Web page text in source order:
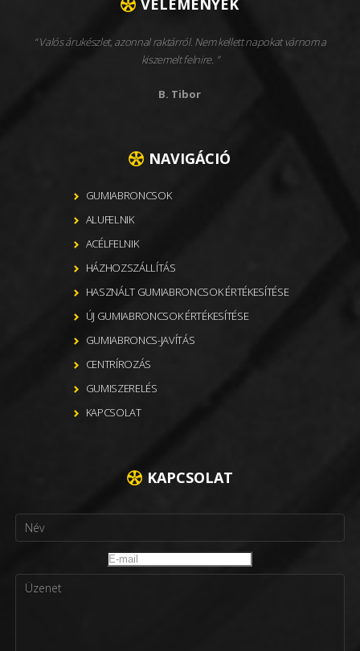
VÉLEMÉNYEK
Valós árukészlet, azonnal raktárról. Nem kellett napokat várnom a
kiszemelt felnire.
B. Tibor
NAVIGÁCIÓ
GUMIABRONCSOK
ALUFELNIK
ACÉLFELNIK
HÁZHOZSZÁLLÍTÁS
HASZNÁLT GUMIABRONCSOK ÉRTÉKESÍTÉSE
ÚJ GUMIABRONCSOK ÉRTÉKESÍTÉSE
GUMIABRONCS-JAVÍTÁS
CENTRÍROZÁS
GUMISZERELÉS
KAPCSOLAT
KAPCSOLAT